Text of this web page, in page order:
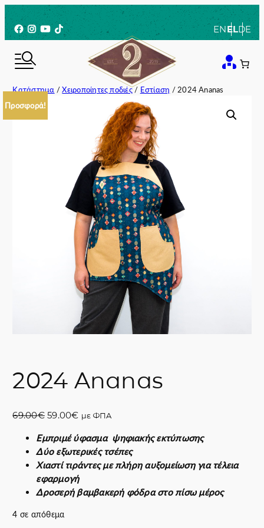
στο
περιεχόμενο
Facebook
Instagram
YouTube
TikTok ENELDE
Κατάστημα /Χειροποίητες ποδιές/ Εστίαση / 2024 Αnanas
Προσφορά!
2024 Αnanas
69.00€ O
i
g
i
n
a
l
59.00€Η
ρ
έ
χ
ο
υ
με ΦΠΑ
Εμπριμέ ύφασμα ψηφιακής εκτύπωσης
Δύο εξωτερικές τσέπες
Χιαστί τιράντες με πλήρη αυξομείωση για τέλεια
εφαρμογή
Δροσερή βαμβακερή φόδρα στο πίσω μέρος
4 σε απόθεμα